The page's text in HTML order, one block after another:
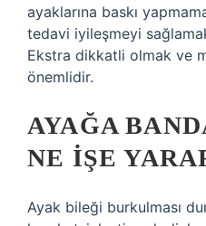
ayaklarına baskı
tedavi iyileşmeyi
Ekstra dikkatli olmak ve
önemlidir.
AYAĞA
NE IŞE
Ayak bileği burkulması